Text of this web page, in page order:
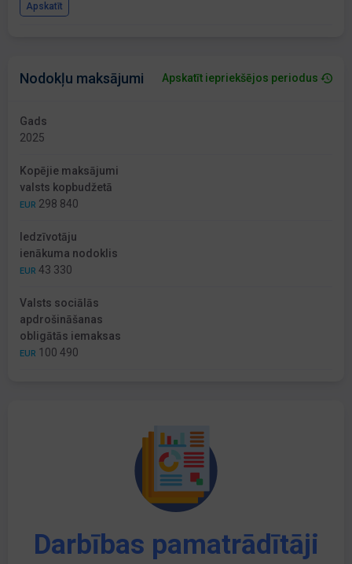
Apskatīt
Nodokļu maksājumi Apskatīt iepriekšējos periodus
Gads
2025
Kopējie maksājumi
valsts kopbudžetā
EUR 298 840
Iedzīvotāju
ienākuma nodoklis
EUR 43 330
Valsts sociālās
apdrošināšanas
obligātās iemaksas
EUR 100 490
Darbības pamatrādītāji